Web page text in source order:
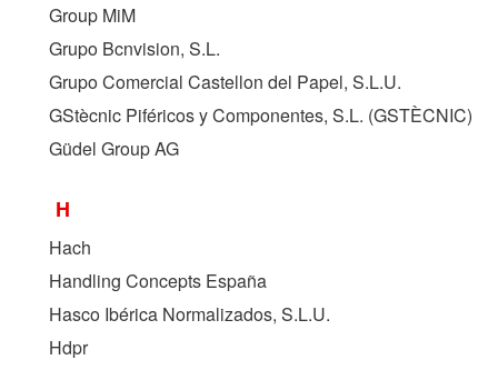
Group MiM
Grupo Bcnvision, S.L.
Grupo Comercial Castellon del Papel, S.L.U.
GStècnic Piféricos y Componentes, S.L. (GSTÈCNIC)
Güdel Group AG
H
Hach
Handling Concepts España
Hasco Ibérica Normalizados, S.L.U.
Hdpr